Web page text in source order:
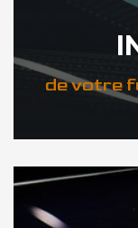
de votre